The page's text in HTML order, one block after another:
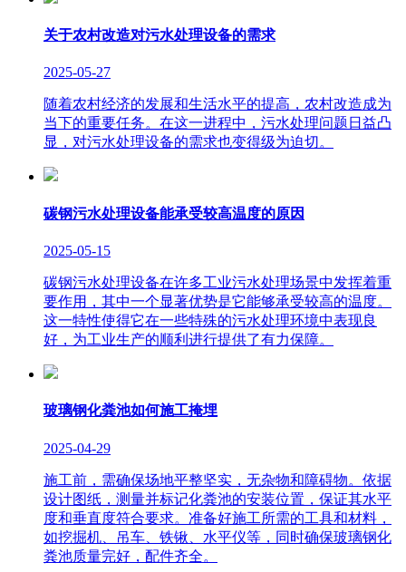
关于农村改造对污水处理设备的需求
2025-05-27
随着农村经济的发展和生活水平的提高，农村改造成为
当下的重要任务。在这一进程中，污水处理问题日益凸
显，对污水处理设备的需求也变得级为迫切。
碳钢污水处理设备能承受较高温度的原因
2025-05-15
碳钢污水处理设备在许多工业污水处理场景中发挥着重
要作用，其中一个显著优势是它能够承受较高的温度。
这一特性使得它在一些特殊的污水处理环境中表现良
好，为工业生产的顺利进行提供了有力保障。
玻璃钢化粪池如何施工掩埋
2025-04-29
施工前，需确保场地平整坚实，无杂物和障碍物。依据
设计图纸，测量并标记化粪池的安装位置，保证其水平
度和垂直度符合要求。准备好施工所需的工具和材料，
如挖掘机、吊车、铁锹、水平仪等，同时确保玻璃钢化
粪池质量完好，配件齐全。